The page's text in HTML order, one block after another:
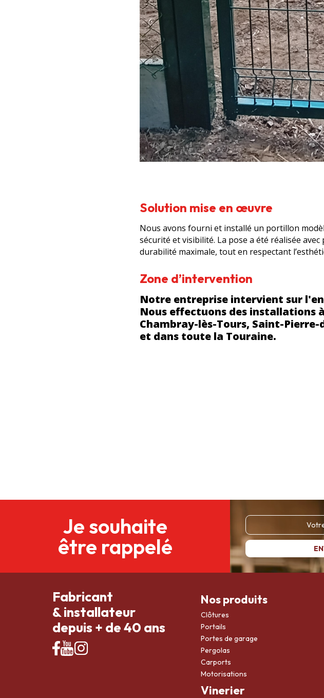
Solution mise en œuvre
Nous avons fourni et installé un portillon
sécurité et visibilité. La pose a été réalisée
durabilité maximale, tout en respectant
Zone d’intervention
Notre entreprise intervient sur
Nous effectuons des installations
Chambray-lès-Tours, Saint-
et dans toute la Touraine.
Je souhaite
être rappelé
Fabricant
& installateur
depuis + de 40 ans
Nos produits
Clôtures
Portails
Portes de garage
Pergolas
Carports
Motorisations
Vinerier